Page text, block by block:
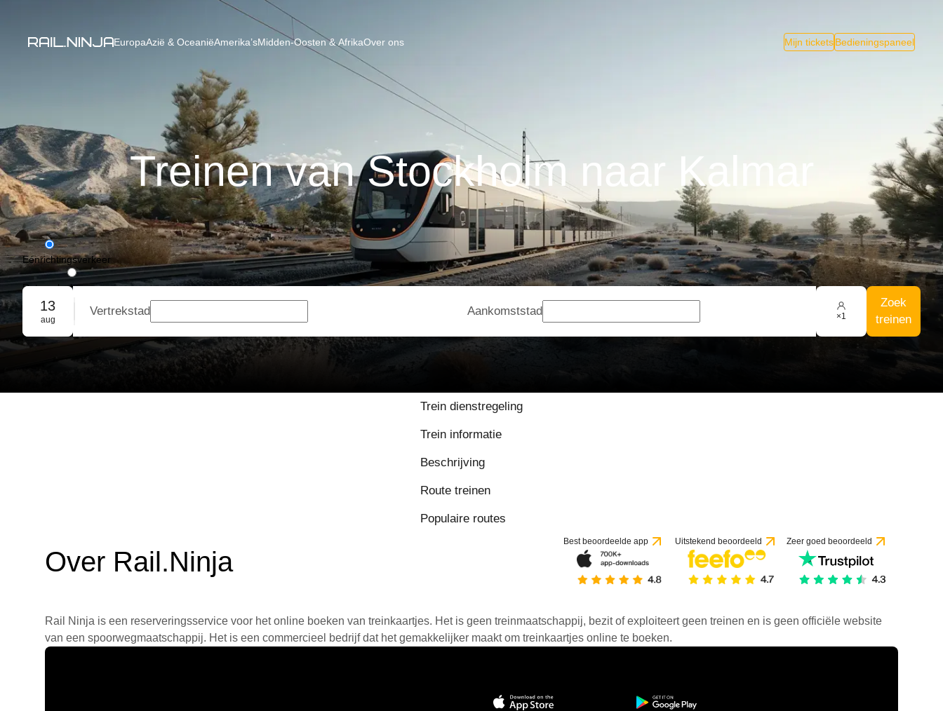
EuropaAzië & OceaniëAmerika’sMidden-Oosten & AfrikaOver ons Mijn ticketsBedieningspaneel
Treinen van Stockholm naar Kalmar
Eénrichtingsverkeer
Retourvlucht
Groepsreservering
13
aug
Vertrekstad Aankomststad ×1
Zoek
treinen
Trein dienstregeling
Trein informatie
Beschrijving
Route treinen
Populaire routes
Over Rail.Ninja
Best beoordeelde app Uitstekend beoordeeld Zeer goed beoordeeld
Rail Ninja is een reserveringsservice voor het online boeken van treinkaartjes. Het is geen treinmaatschappij, bezit of exploiteert geen treinen en is geen officiële website
van een spoorwegmaatschappij. Het is een commercieel bedrijf dat het gemakkelijker maakt om treinkaartjes online te boeken.